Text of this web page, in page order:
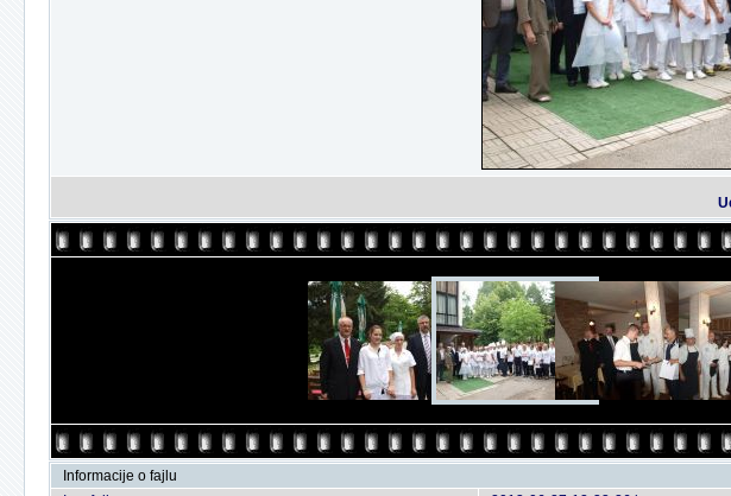
Informacije o fajlu